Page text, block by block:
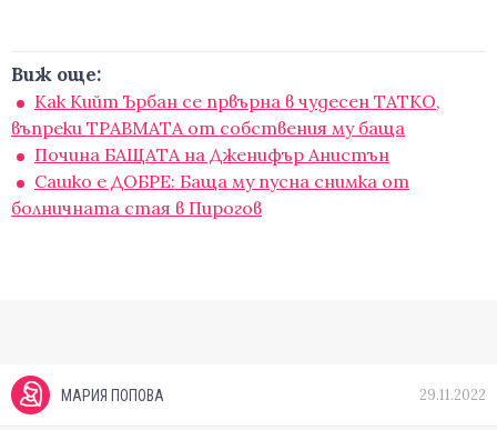
Виж още:
Как Кийт Ърбан се првърна в чудесен ТАТКО,
въпреки ТРАВМАТА от собствения му баща
Почина БАЩАТА на Дженифър Анистън
Сашко е ДОБРЕ: Баща му пусна снимка от
болничната стая в Пирогов
МАРИЯ ПОПОВА 29.11.2022